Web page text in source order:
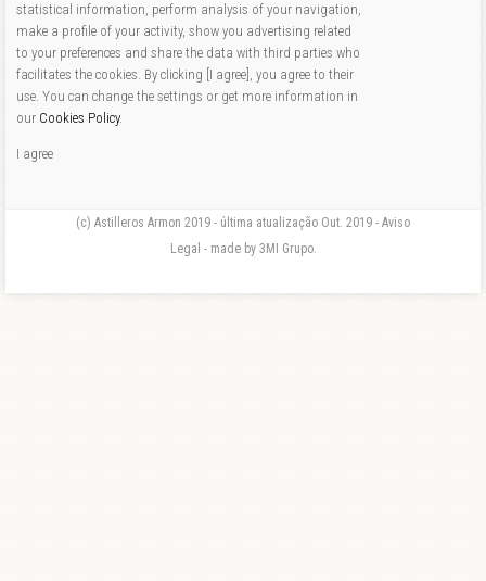
statistical information, perform analysis of your navigation,
make a profile of your activity, show you advertising related
to your preferences and share the data with third parties who
facilitates the cookies. By clicking [I agree], you agree to their
use. You can change the settings or get more information in
our Cookies Policy.
I agree
(c) Astilleros Armon 2019 - última atualização Out. 2019 - Aviso
Legal - made by 3MI Grupo.